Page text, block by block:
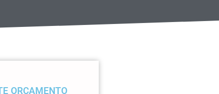
ORÇAMENTO